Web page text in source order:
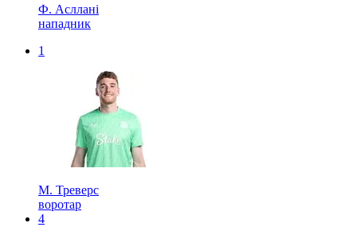
Ф. Асллані
нападник
1
М. Треверс
воротар
4